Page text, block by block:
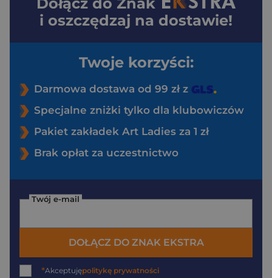
Dołącz do Znak
i oszczędzaj na dostawie!
Twoje korzyści:
Darmowa dostawa od 99 zł z
Specjalne zniżki tylko dla klubowiczów
Pakiet zakładek Art Ladies za 1 zł
Brak opłat za uczestnictwo
Twój e-mail
DOŁĄCZ DO ZNAK EKSTRA
*Akceptujępolitykę prywatności